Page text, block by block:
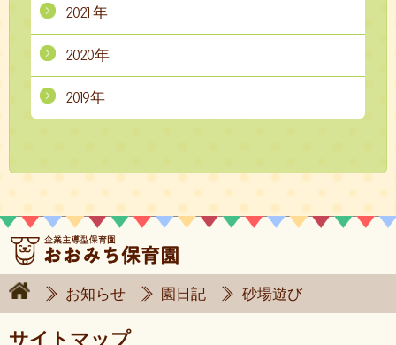
2021年
2020年
2019年
お知らせ 園日記 砂場遊び
サイトマップ